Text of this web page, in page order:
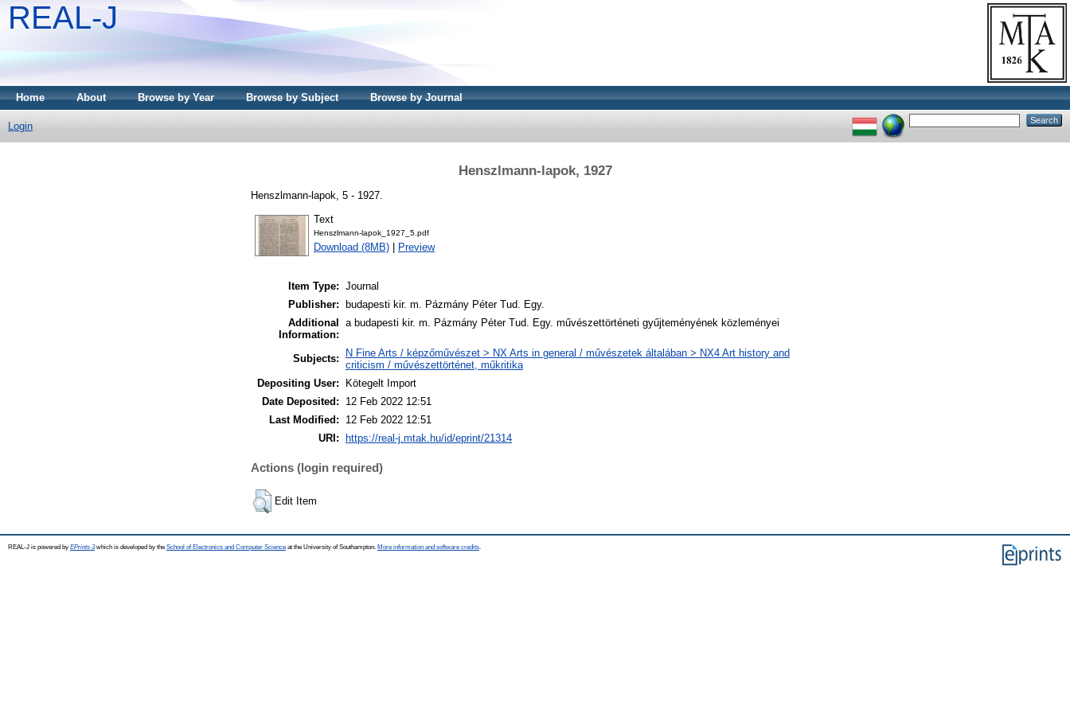
REAL-J
Home About Browse by Year Browse by Subject Browse by Journal
Login
Henszlmann-lapok, 1927
Henszlmann-lapok, 5 - 1927.
Text
Henszlmann-lapok_1927_5.pdf
Download (8MB) Preview
Item Type: Journal
Publisher:
budapesti kir. m. Pázmány Péter Tud. Egy.
Additional
Information:
a budapesti kir. m. Pázmány Péter Tud. Egy. művészettörténeti gyűjteményének közleményei
Subjects:
N Fine Arts / képzőművészet > NX Arts in general / művészetek általában > NX4 Art history and
criticism / művészettörténet, műkritika
Depositing User:
Kötegelt Import
Date Deposited:
12 Feb 2022 12:51
Last Modified:
12 Feb 2022 12:51
URI:
https://real-j.mtak.hu/id/eprint/21314
Actions (login required)
Edit Item
REAL-J is powered by EPrints 3which is developed by the School of Electronics and Computer Science at the University of Southampton. More information and software credits